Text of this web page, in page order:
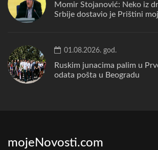
Momir Stojanović: Neko iz
Srbije dostavio je Prištini
01.08.2026. god.
Ruskim junacima palim u
odata pošta u Beogradu
mojeNovosti.com